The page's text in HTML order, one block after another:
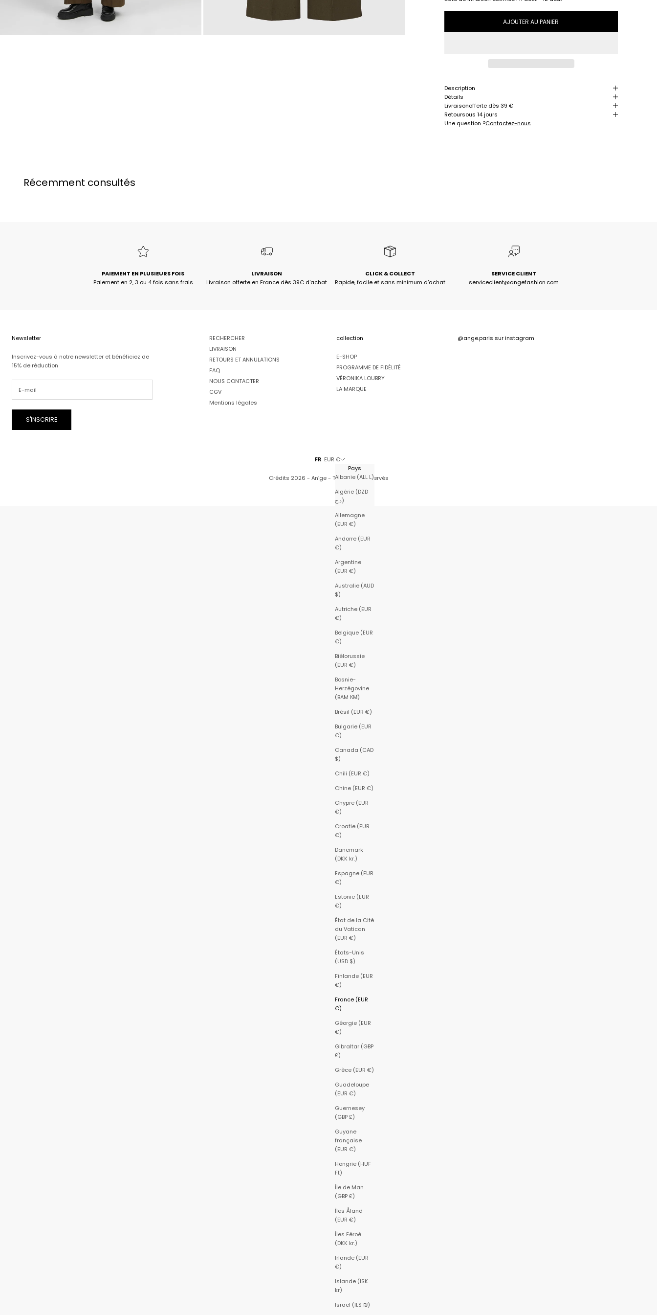
AJOUTER AU PANIER
Description
Détails
Livraisonofferte dès 39 €
Retoursous 14 jours
Une question ?Contactez-nous
Récemment consultés
PAIEMENT EN PLUSIEURS FOIS
Paiement en 2, 3 ou 4 fois sans frais
LIVRAISON
Livraison offerte en France dès 39€ d'achat
CLICK & COLLECT
Rapide, facile et sans minimum d'achat
SERVICE CLIENT
serviceclient@angefashion.com
Newsletter
Inscrivez-vous à notre newsletter et bénéficiez de
15% de réduction
S'INSCRIRE
RECHERCHER
LIVRAISON
RETOURS ET ANNULATIONS
FAQ
NOUS CONTACTER
CGV
Mentions légales
collection
E-SHOP
PROGRAMME DE FIDÉLITÉ
VÉRONIKA LOUBRY
LA MARQUE
@ange.paris sur instagram
FR EUR €
Pays
Albanie (ALL L)
Algérie (DZD
د.ج)
Allemagne
(EUR €)
Andorre (EUR
€)
Argentine
(EUR €)
Australie (AUD
$)
Autriche (EUR
€)
Belgique (EUR
€)
Biélorussie
(EUR €)
Bosnie-
Herzégovine
(BAM КМ)
Brésil (EUR €)
Bulgarie (EUR
€)
Canada (CAD
$)
Chili (EUR €)
Chine (EUR €)
Chypre (EUR
€)
Croatie (EUR
€)
Danemark
(DKK kr.)
Espagne (EUR
€)
Estonie (EUR
€)
État de la Cité
du Vatican
(EUR €)
États-Unis
(USD $)
Finlande (EUR
€)
France (EUR
€)
Géorgie (EUR
€)
Gibraltar (GBP
£)
Grèce (EUR €)
Guadeloupe
(EUR €)
Guernesey
(GBP £)
Guyane
française
(EUR €)
Hongrie (HUF
Ft)
Île de Man
(GBP £)
Îles Åland
(EUR €)
Îles Féroé
(DKK kr.)
Irlande (EUR
€)
Islande (ISK
kr)
Israël (ILS ₪)
Crédits 2026 - An’ge - Tous droits réservés